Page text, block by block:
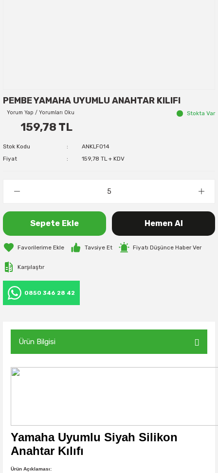
PEMBE YAMAHA UYUMLU ANAHTAR KILIFI
Yorum Yap / Yorumları Oku Stokta Var
159,78 TL
Stok Kodu
ANKLF014
Fiyat
159,78 TL + KDV
Sepete Ekle Hemen Al
Tavsiye Et Fiyatı Düşünce Haber Ver
Karşılaştır
0850 346 28 42
Ürün Bilgisi
Yamaha Uyumlu Siyah Silikon
Anahtar Kılıfı
Ürün Açıklaması: